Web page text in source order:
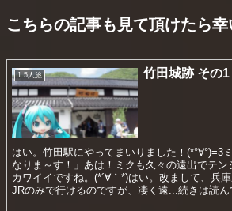
こちらの記事も見て頂けたら幸
1.5人旅 竹田城跡 その1
はい。竹田駅にやってまいりました！(*°∀°)=3
なりま～す！」あは！ミクも久々の遠出でテン
カワイイですね。(*´∀｀*)はい。改まして、兵
JRのみで行けるのですが、凄く遠...続きは読